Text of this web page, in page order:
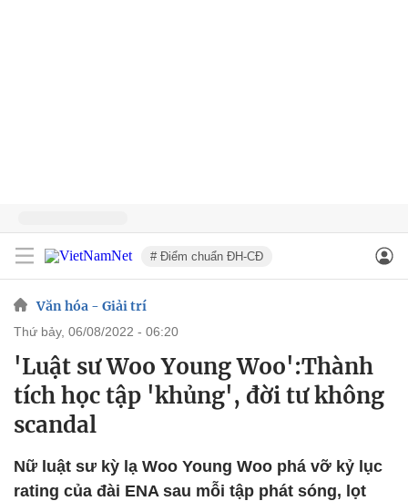
# Điểm chuẩn ĐH-CĐ
Văn hóa - Giải trí
thứ bảy, 06/08/2022 - 06:20
'Luật sư Woo Young Woo':Thành
tích học tập 'khủng', đời tư không
scandal
Nữ luật sư kỳ lạ Woo Young Woo phá vỡ kỷ lục
rating của đài ENA sau mỗi tập phát sóng, lọt